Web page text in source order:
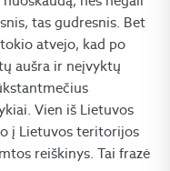
tas gudresnis. Bet
atvejo, kad po
aušra ir neįvyktų
Vien iš Lietuvos
į Lietuvos teritorijos
reiškinys. Tai frazė